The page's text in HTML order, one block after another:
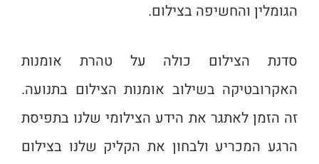
הגומלין והחשיפה בצילום.
סדנת הצילום כולה על טהרת אומנות
האקרובטיקה בשילוב אומנות הצילום בתנועה.
זה הזמן לאתגר את הידע הצילומי שלנו בתפיסת
הרגע המכריע ולבחון את הקליק שלנו בצילום